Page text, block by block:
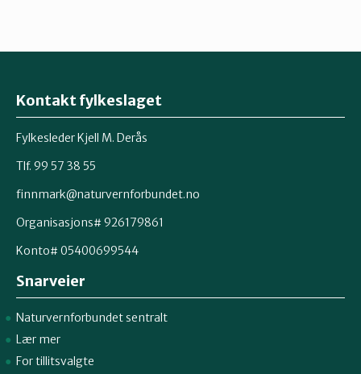
Kontakt fylkeslaget
Fylkesleder Kjell M. Derås
Tlf. 99 57 38 55
finnmark@naturvernforbundet.no
Organisasjons# 926179861
Konto# 05400699544
Snarveier
Naturvernforbundet sentralt
Lær mer
For tillitsvalgte